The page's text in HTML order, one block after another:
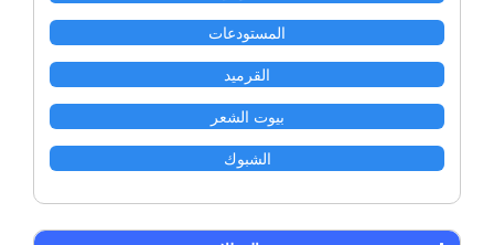
المستودعات
القرميد
بيوت الشعر
الشبوك